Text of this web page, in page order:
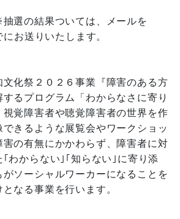
ついては、メールを
お送りいたします。
化祭２０２６事業『障害のある方
るプログラム「わからなさに寄り
視覚障害者や聴覚障害者の世界を作
きるような展覧会やワークショッ
害の有無にかかわらず、障害者に対
｢わからない｣｢知らない｣に寄り添
がソーシャルワーカーになることを
なる事業を行います。